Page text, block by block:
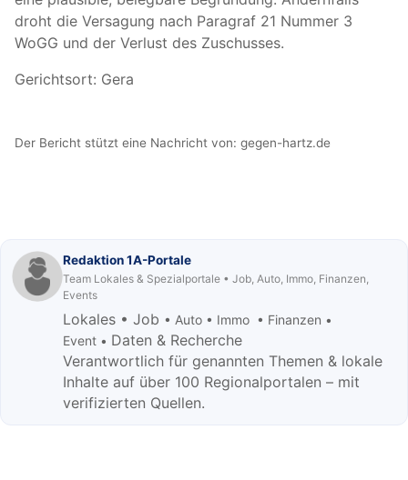
droht die Versagung nach Paragraf 21 Nummer 3
WoGG und der Verlust des Zuschusses.
Gerichtsort: Gera
Der Bericht stützt eine Nachricht von: gegen-hartz.de
Redaktion 1A-Portale
Team Lokales & Spezialportale • Job, Auto, Immo, Finanzen,
Events
Lokales • Job • Auto • Immo • Finanzen •
Event • Daten & Recherche
Verantwortlich für genannten Themen & lokale
Inhalte auf über 100 Regionalportalen – mit
verifizierten Quellen.